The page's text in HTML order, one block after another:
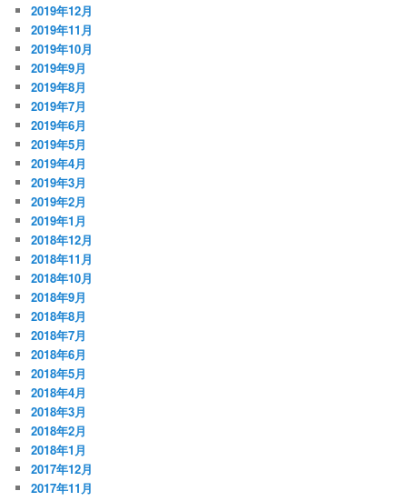
2019年12月
2019年11月
2019年10月
2019年9月
2019年8月
2019年7月
2019年6月
2019年5月
2019年4月
2019年3月
2019年2月
2019年1月
2018年12月
2018年11月
2018年10月
2018年9月
2018年8月
2018年7月
2018年6月
2018年5月
2018年4月
2018年3月
2018年2月
2018年1月
2017年12月
2017年11月